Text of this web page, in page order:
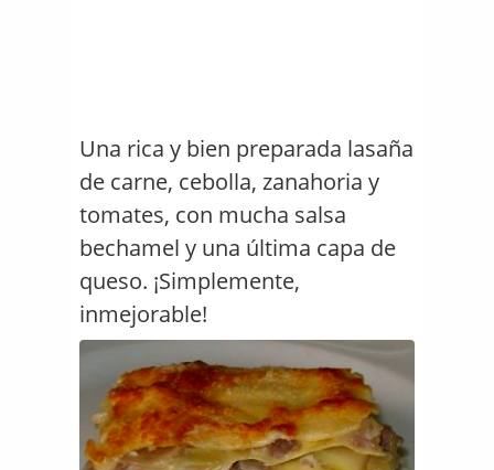
Una rica y bien preparada lasaña
de carne, cebolla, zanahoria y
tomates, con mucha salsa
bechamel y una última capa de
queso. ¡Simplemente,
inmejorable!